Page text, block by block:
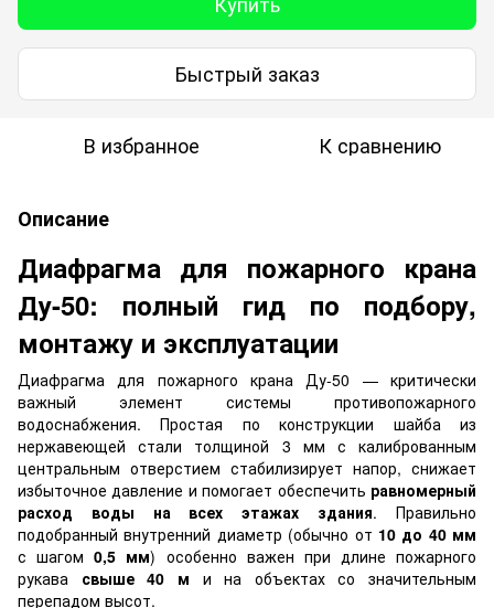
Быстрый заказ
В избранное К сравнению
Описание
Диафрагма для пожарного крана
Ду-50: полный гид по подбору,
монтажу и эксплуатации
Диафрагма для пожарного крана Ду-50 — критически
важный элемент системы противопожарного
водоснабжения. Простая по конструкции шайба из
нержавеющей стали толщиной 3 мм с калиброванным
центральным отверстием стабилизирует напор, снижает
избыточное давление и помогает обеспечить равномерный
расход воды на всех этажах здания. Правильно
подобранный внутренний диаметр (обычно от 10 до 40 мм
с шагом0,5 мм) особенно важен при длине пожарного
рукава свыше 40 м и на объектах со значительным
перепадом высот.